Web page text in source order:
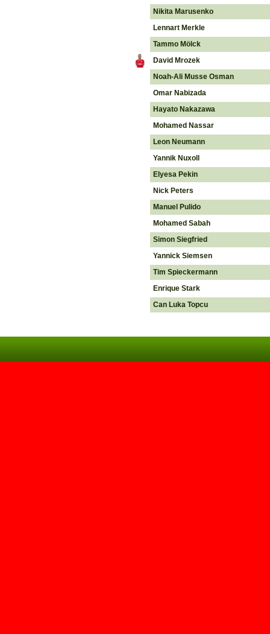
Nikita Marusenko
Lennart Merkle
Tammo Mölck
David Mrozek
Noah-Ali Musse Osman
Omar Nabizada
Hayato Nakazawa
Mohamed Nassar
Leon Neumann
Yannik Nuxoll
Elyesa Pekin
Nick Peters
Manuel Pulido
Mohamed Sabah
Simon Siegfried
Yannick Siemsen
Tim Spieckermann
Enrique Stark
Can Luka Topcu